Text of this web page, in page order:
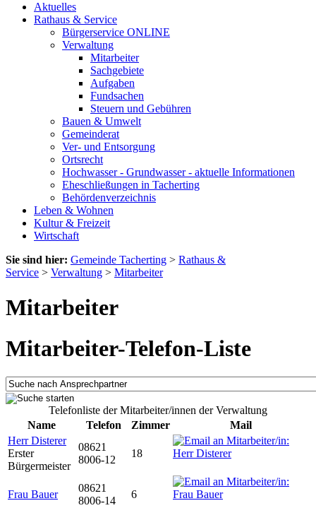
Aktuelles
Rathaus & Service
Bürgerservice ONLINE
Verwaltung
Mitarbeiter
Sachgebiete
Aufgaben
Fundsachen
Steuern und Gebühren
Bauen & Umwelt
Gemeinderat
Ver- und Entsorgung
Ortsrecht
Hochwasser - Grundwasser - aktuelle Informationen
Eheschließungen in Tacherting
Behördenverzeichnis
Leben & Wohnen
Kultur & Freizeit
Wirtschaft
Sie sind hier: Gemeinde Tacherting > Rathaus &
Service > Verwaltung > Mitarbeiter
Mitarbeiter
Mitarbeiter-Telefon-Liste
Telefonliste der Mitarbeiter/innen der Verwaltung
Name
Telefon Zimmer
Mail
Herr Disterer
Erster
Bürgermeister
08621
8006-12
18
Frau Bauer
08621
8006-14
6